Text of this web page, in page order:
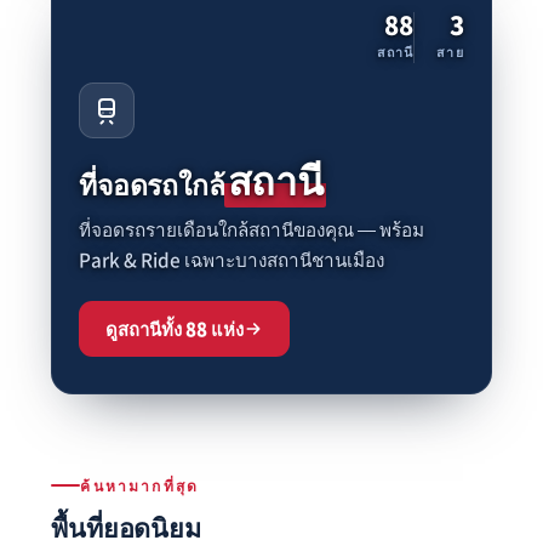
88
สถานี
3
สาย
ที่จอดรถใกล้สถานี
ที่จอดรถรายเดือนใกล้สถานีของคุณ — พร้อม
Park & Ride เฉพาะบางสถานีชานเมือง
ดูสถานีทั้ง 88 แห่ง
ค้นหามากที่สุด
พื้นที่ยอดนิยม